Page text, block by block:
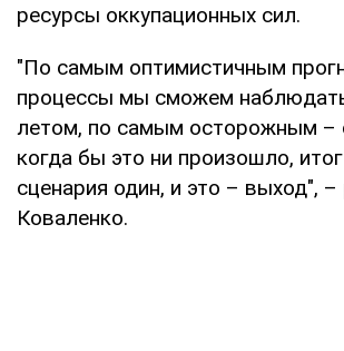
ресурсы оккупационных сил.
"По самым оптимистичным
процессы мы сможем
летом, по самым осторожным –
когда бы это ни произошло, итог
сценария один, и это – выход",
Коваленко.